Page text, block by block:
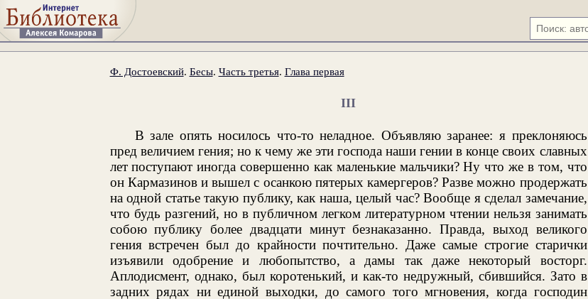
Ф. Достоевский. Бесы. Часть третья. Глава первая
III
В зале опять носилось что-то неладное. Объявляю заранее: я преклоняюсь
пред величием гения; но к чему же эти господа наши гении в конце своих славных
лет поступают иногда совершенно как маленькие мальчики? Ну что же в том, что
он Кармазинов и вышел с осанкою пятерых камергеров? Разве можно продержать
на одной статье такую публику, как наша, целый час? Вообще я сделал замечание,
что будь разгений, но в публичном легком литературном чтении нельзя занимать
собою публику более двадцати минут безнаказанно. Правда, выход великого
гения встречен был до крайности почтительно. Даже самые строгие старички
изъявили одобрение и любопытство, а дамы так даже некоторый восторг.
Аплодисмент, однако, был коротенький, и как-то недружный, сбившийся. Зато в
задних рядах ни единой выходки, до самого того мгновения, когда господин